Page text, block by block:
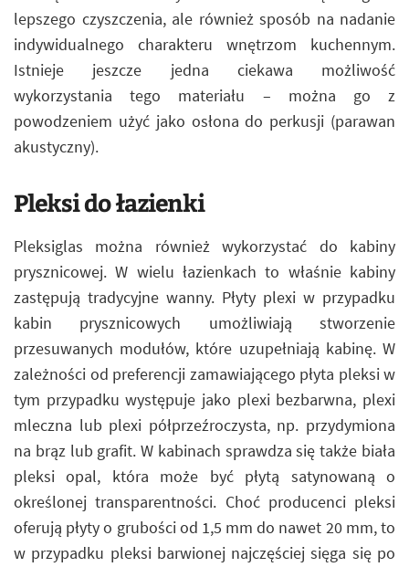
lepszego czyszczenia, ale również sposób na nadanie
indywidualnego charakteru wnętrzom kuchennym.
Istnieje jeszcze jedna ciekawa możliwość
wykorzystania tego materiału – można go z
powodzeniem użyć jako osłona do perkusji (parawan
akustyczny).
Pleksi do łazienki
Pleksiglas można również wykorzystać do kabiny
prysznicowej. W wielu łazienkach to właśnie kabiny
zastępują tradycyjne wanny. Płyty plexi w przypadku
kabin prysznicowych umożliwiają stworzenie
przesuwanych modułów, które uzupełniają kabinę. W
zależności od preferencji zamawiającego płyta pleksi w
tym przypadku występuje jako plexi bezbarwna, plexi
mleczna lub plexi półprzeźroczysta, np. przydymiona
na brąz lub grafit. W kabinach sprawdza się także biała
pleksi opal, która może być płytą satynowaną o
określonej transparentności. Choć producenci pleksi
oferują płyty o grubości od 1,5 mm do nawet 20 mm, to
w przypadku pleksi barwionej najczęściej sięga się po